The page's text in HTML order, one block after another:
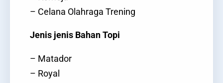
– Celana Olahraga Trening
Jenis jenis Bahan Topi
– Matador
– Royal